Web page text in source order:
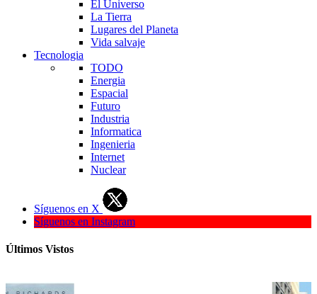
El Universo
La Tierra
Lugares del Planeta
Vida salvaje
Tecnologia
TODO
Energia
Espacial
Futuro
Industria
Informatica
Ingenieria
Internet
Nuclear
Síguenos en X
Síguenos en Instagram
Últimos Vistos